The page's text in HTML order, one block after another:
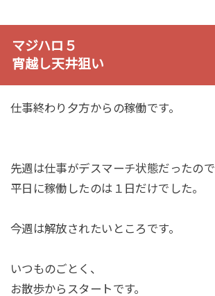
マジハロ５
宵越し天井狙い
仕事終わり夕方からの稼働です。
先週は仕事がデスマーチ状態だったので
平日に稼働したのは１日だけでした。
今週は解放されたいところです。
いつものごとく、
お散歩からスタートです。